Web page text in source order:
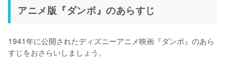
アニメ版『ダンボ』のあらすじ
1941年に公開されたディズニーアニメ映画『ダンボ』のあら
すじをおさらいしましょう。